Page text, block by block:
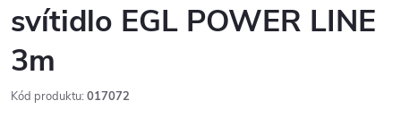
svítidlo EGL POWER LINE
3m
Kód produktu: 017072